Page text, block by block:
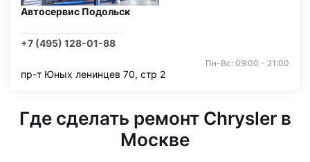
Автосервис Подольск
+7 (495) 128-01-88
Пн-Вс: 09:00 - 21:00
пр-т Юных ленинцев 70, стр 2
Где сделать ремонт Chrysler в
Москве